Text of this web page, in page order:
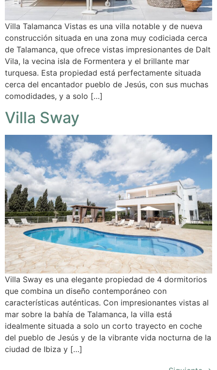
Villa Talamanca Vistas es una villa notable y de nueva
construcción situada en una zona muy codiciada cerca
de Talamanca, que ofrece vistas impresionantes de Dalt
Vila, la vecina isla de Formentera y el brillante mar
turquesa. Esta propiedad está perfectamente situada
cerca del encantador pueblo de Jesús, con sus muchas
comodidades, y a solo […]
Villa Sway
Villa Sway es una elegante propiedad de 4 dormitorios
que combina un diseño contemporáneo con
características auténticas. Con impresionantes vistas al
mar sobre la bahía de Talamanca, la villa está
idealmente situada a solo un corto trayecto en coche
del pueblo de Jesús y de la vibrante vida nocturna de la
ciudad de Ibiza y […]